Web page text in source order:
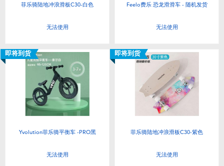
菲乐骑陆地冲浪滑板C30-白色
无法使用
Feelo费乐 恐龙滑滑车 - 随机发货
无法使用
即将到货
Yvolution菲乐骑平衡车 -PRO黑
无法使用
即将到货
菲乐骑陆地冲浪滑板C30-紫色
无法使用